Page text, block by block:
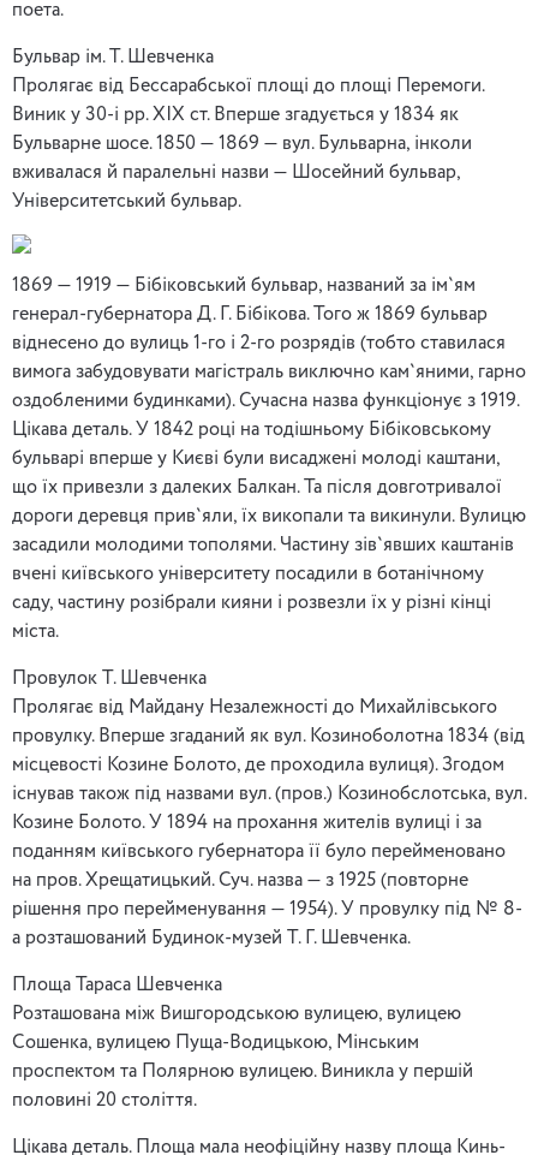
поета.
Бульвар ім. Т. Шевченка
Пролягає від Бессарабської площі до площі Перемоги.
Виник у 30-і рр. ХІХ ст. Вперше згадується у 1834 як
Бульварне шосе. 1850 — 1869 — вул. Бульварна, інколи
вживалася й паралельні назви — Шосейний бульвар,
Університетський бульвар.
1869 — 1919 — Бібіковський бульвар, названий за ім`ям
генерал-губернатора Д. Г. Бібікова. Того ж 1869 бульвар
віднесено до вулиць 1-го і 2-го розрядів (тобто ставилася
вимога забудовувати магістраль виключно кам`яними, гарно
оздобленими будинками). Сучасна назва функціонує з 1919.
Цікава деталь. У 1842 році на тодішньому Бібіковському
бульварі вперше у Києві були висаджені молоді каштани,
що їх привезли з далеких Балкан. Та після довготривалої
дороги деревця прив`яли, їх викопали та викинули. Вулицю
засадили молодими тополями. Частину зів`явших каштанів
вчені київського університету посадили в ботанічному
саду, частину розібрали кияни і розвезли їх у різні кінці
міста.
Провулок Т. Шевченка
Пролягає від Майдану Незалежності до Михайлівського
провулку. Вперше згаданий як вул. Козиноболотна 1834 (від
місцевості Козине Болото, де проходила вулиця). Згодом
існував також під назвами вул. (пров.) Козинобслотська, вул.
Козине Болото. У 1894 на прохання жителів вулиці і за
поданням київського губернатора її було перейменовано
на пров. Хрещатицький. Суч. назва — з 1925 (повторне
рішення про перейменування — 1954). У провулку під № 8-
а розташований Будинок-музей Т. Г. Шевченка.
Площа Тараса Шевченка
Розташована між Вишгородською вулицею, вулицею
Сошенка, вулицею Пуща-Водицькою, Мінським
проспектом та Полярною вулицею. Виникла у першій
половині 20 століття.
Цікава деталь. Площа мала неофіційну назву площа Кинь-